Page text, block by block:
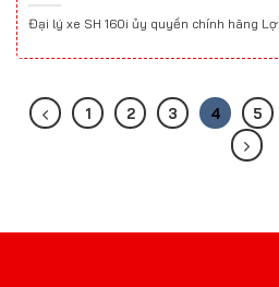
Đại lý xe SH 160i ủy quyền chính hãng
1 2 3 4 5